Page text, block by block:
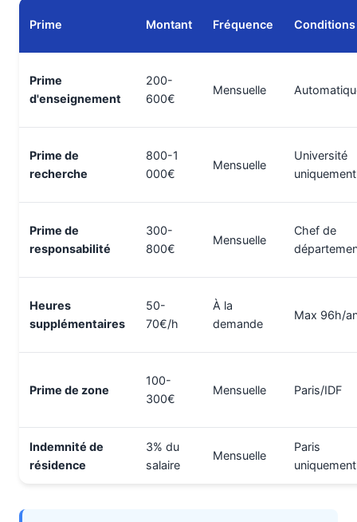
Prime Montant Fréquence Conditions
Prime
d'enseignement
200-
600€
Mensuelle
Prime de
recherche
800-1
000€
Mensuelle
Université
uniquement
Prime de
responsabilité
300-
800€
Mensuelle
Chef de
Heures
supplémentaires
50-
70€/h
À la
demande
Max 96h/
Prime de zone
100-
300€
Mensuelle Paris/IDF
Indemnité de
résidence
3% du
salaire
Mensuelle
Paris
uniquement